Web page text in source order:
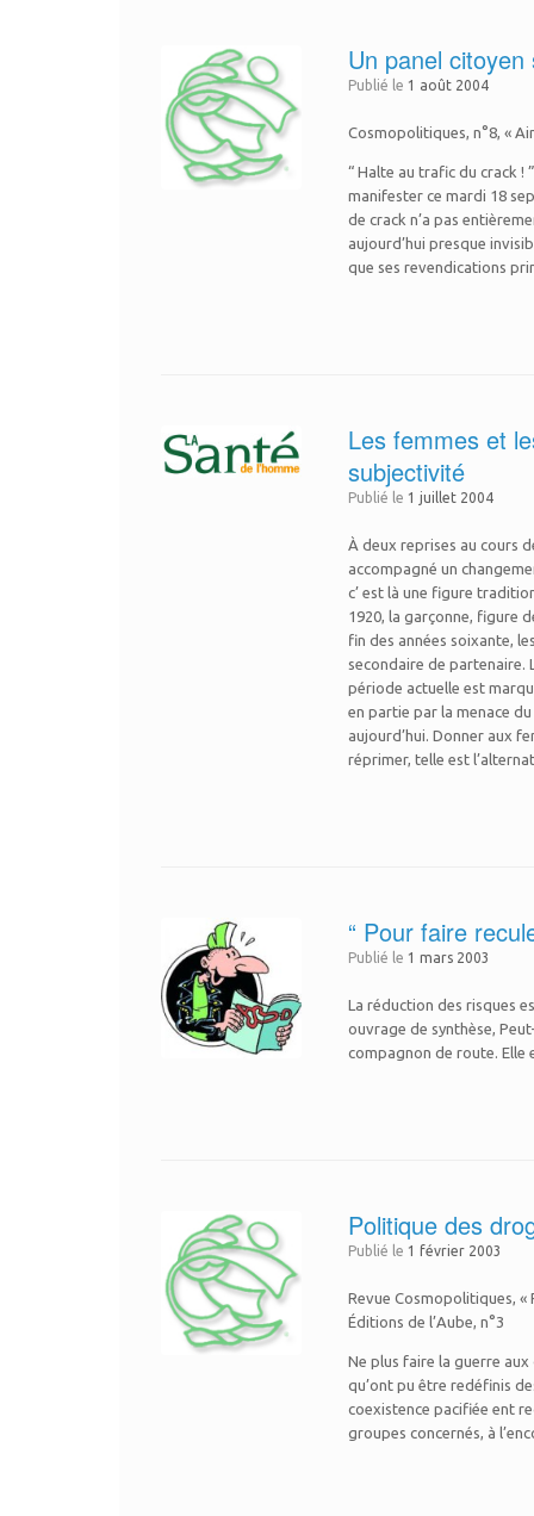
Un panel
Publié le 1 août 2004
Cosmopolitiques, n°8, «
“ Halte au trafic du crack !
manifester ce mardi 18
de crack n’a pas
aujourd’hui presque
que ses revendications
Les femmes et
subjectivité
Publié le 1 juillet 2004
À deux reprises au cours
accompagné un
c’ est là une figure
1920, la garçonne, figure
fin des années soixante,
secondaire de partenaire.
période actuelle est
en partie par la menace
aujourd’hui. Donner aux
réprimer, telle est
“ Pour faire
Publié le 1 mars 2003
La réduction des risques
ouvrage de synthèse,
compagnon de route. Elle
Politique des
Publié le 1 février 2003
Revue Cosmopolitiques,
Éditions de l’Aube, n°3
Ne plus faire la guerre
qu’ont pu être redéfinis
coexistence pacifiée ent
groupes concernés, à